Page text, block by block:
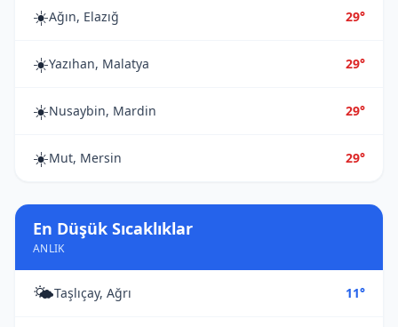
☀️Ağın, Elazığ 29°
☀️Yazıhan, Malatya 29°
☀️Nusaybin, Mardin 29°
☀️Mut, Mersin 29°
En Düşük Sıcaklıklar
ANLIK
🌤️Taşlıçay, Ağrı 11°